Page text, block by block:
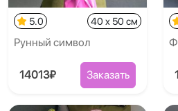
5.0 40 x 50 см
Рунный символ
14013₽ Заказать